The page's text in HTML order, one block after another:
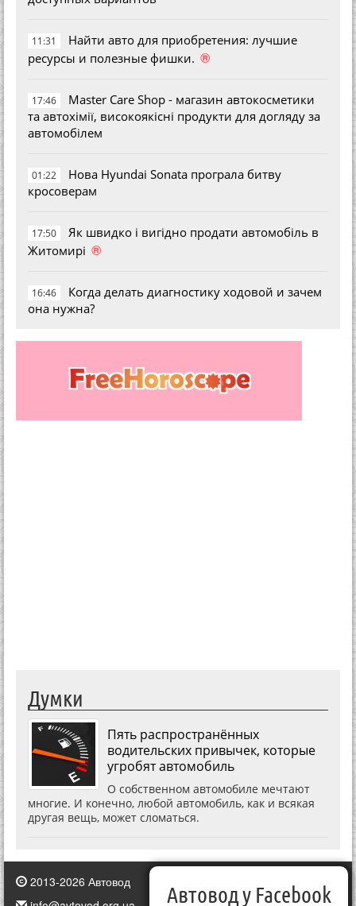
11:31
Найти авто для приобретения: лучшие
ресурсы и полезные фишки. ®
17:46
Master Care Shop - магазин автокосметики
та автохімії, високоякісні продукти для догляду за
автомобілем
01:22
Нова Hyundai Sonata програла битву
кросоверам
17:50
Як швидко і вигідно продати автомобіль в
Житомирі ®
16:46
Когда делать диагностику ходовой и зачем
она нужна?
Думки
Пять распространённых
водительских привычек, которые
угробят автомобиль
О собственном автомобиле мечтают
многие. И конечно, любой автомобиль, как и всякая
другая вещь, может сломаться.
2013-2026 Автовод
Автовод у Facebook